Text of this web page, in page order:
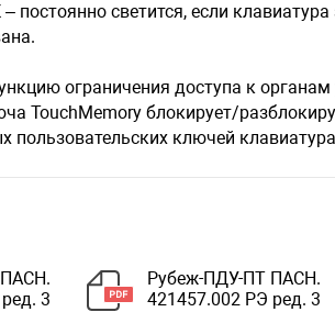
постоянно светится, если
ограничения доступа к
TouchMemory блокирует/
пользовательских ключей
3
Рубеж-ПДУ-ПТ ПАСН.
421457.002 РЭ ред. 3